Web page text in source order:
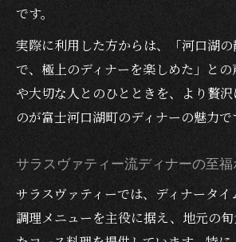
旅行の思い出に残る甲州牛
み方
河口湖高級レストランで味
ナー
紹介
です。
実際に利用した方からは、「河口湖
で、極上のディナーを楽しめた」と
や大切な人とのひとときを、より贅
のが富士河口湖町のディナーの魅力で
サラスヴァティー流ディナーの至
サラスヴァティーでは、ディナータ
調理メニューを主役に据え、地元の